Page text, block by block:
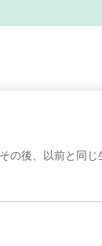
の後、以前と同じ